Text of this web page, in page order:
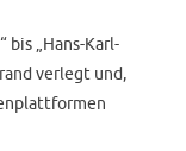
„Hans-Karl-
verlegt und,